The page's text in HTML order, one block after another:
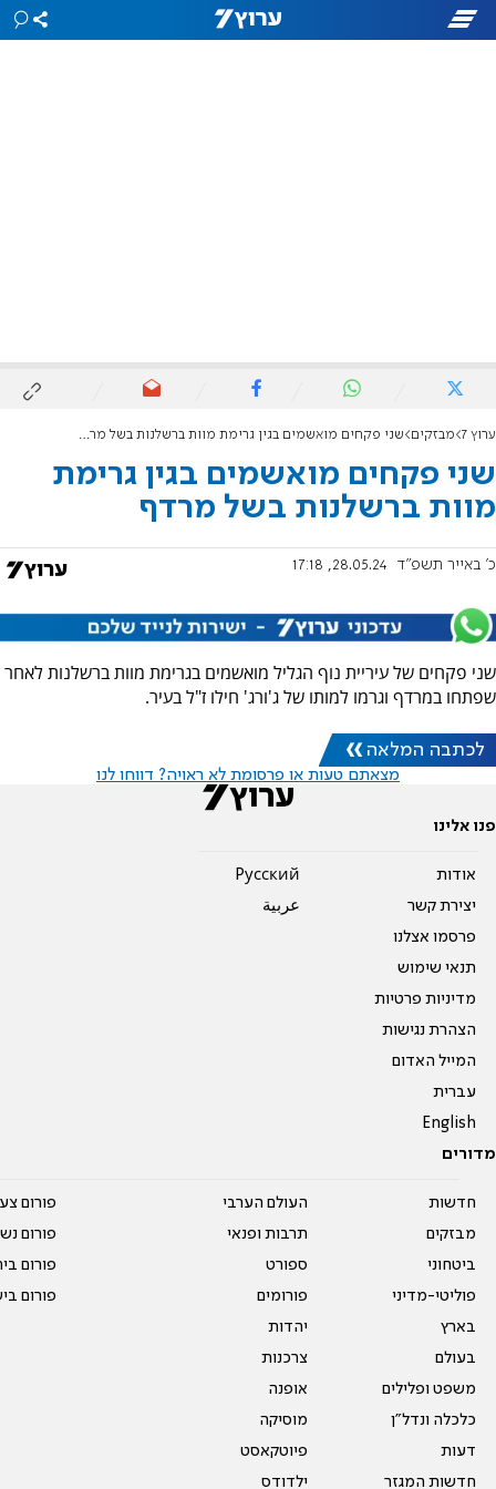
ערוץ 7 מבזקים שני פקחים מואשמים בגין גרימת מוות ברשלנות בשל מרדף
שני פקחים מואשמים בגין גרימת
מוות ברשלנות בשל מרדף
כ' באייר תשפ"ד 28.05.24, 17:18
שני פקחים של עיריית נוף הגליל מואשמים בגרימת מוות ברשלנות לאחר
שפתחו במרדף וגרמו למותו של ג'ורג' חילו ז"ל בעיר.
לכתבה המלאה
מצאתם טעות או פרסומת לא ראויה? דווחו לנו
פנו אלינו
אודות
יצירת קשר
פרסמו אצלנו
תנאי שימוש
מדיניות פרטיות
הצהרת נגישות
המייל האדום
עברית
English
Pусский
عربية
מדורים
חדשות
מבזקים
ביטחוני
פוליטי-מדיני
בארץ
בעולם
משפט ופלילים
כלכלה ונדל"ן
דעות
חדשות המגזר
העולם הערבי
תרבות ופנאי
ספורט
פורומים
יהדות
צרכנות
אופנה
מוסיקה
פיוטקאסט
ילדודס
פורום
פורום
פורום
פורום